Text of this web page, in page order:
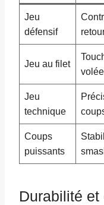
Jeu
défensif
Jeu au filet
Jeu
technique
Coups
puissants
Durabilité